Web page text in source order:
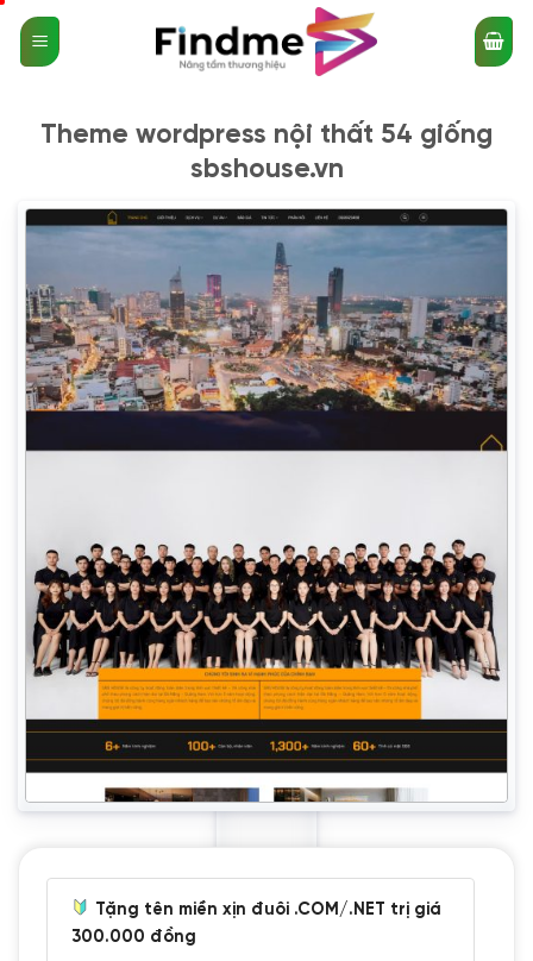
qua
nội
Theme wordpress nội thất 54 giống
sbshouse.vn
Tặng tên miền xịn đuôi .COM/.NET trị giá
300.000 đồng